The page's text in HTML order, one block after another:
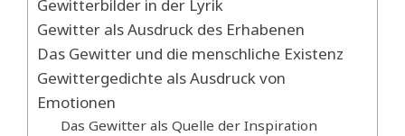
Gewitterbilder in der Lyrik
Gewitter als Ausdruck des Erhabenen
Das Gewitter und die menschliche Existenz
Gewittergedichte als Ausdruck von
Emotionen
Das Gewitter als Quelle der Inspiration